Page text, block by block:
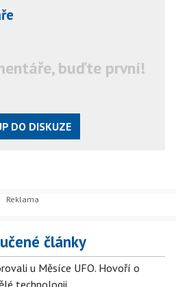
buďte první!
DO DISKUZE
články
u Měsíce UFO. Hovoří o